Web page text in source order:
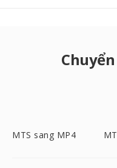
MTS sang MP4